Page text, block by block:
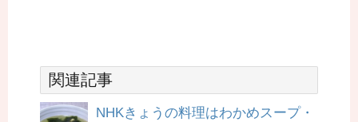
関連記事
NHKきょうの料理はわかめスープ・